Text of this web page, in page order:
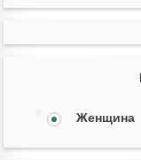
Женщина